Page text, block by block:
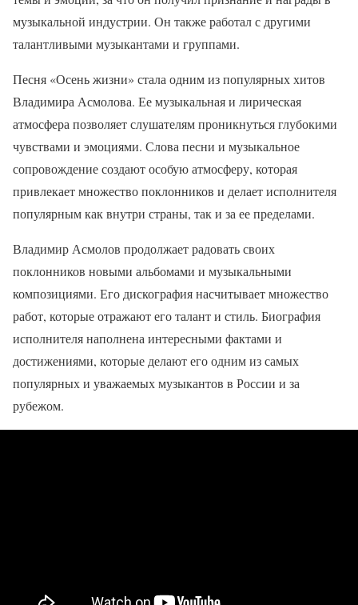
музыкальной индустрии. Он также работал с другими
талантливыми музыкантами и группами.
Песня «Осень жизни» стала одним из популярных хитов
Владимира Асмолова. Ее музыкальная и лирическая
атмосфера позволяет слушателям проникнуться глубокими
чувствами и эмоциями. Слова песни и музыкальное
сопровождение создают особую атмосферу, которая
привлекает множество поклонников и делает исполнителя
популярным как внутри страны, так и за ее пределами.
Владимир Асмолов продолжает радовать своих
поклонников новыми альбомами и музыкальными
композициями. Его дискография насчитывает множество
работ, которые отражают его талант и стиль. Биография
исполнителя наполнена интересными фактами и
достижениями, которые делают его одним из самых
популярных и уважаемых музыкантов в России и за
рубежом.